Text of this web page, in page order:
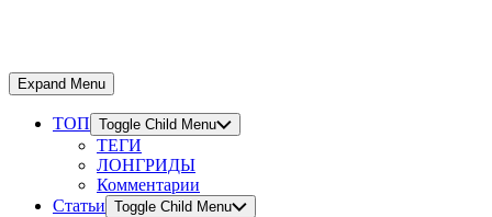
Expand Menu
ТОП Toggle Child Menu
ТЕГИ
ЛОНГРИДЫ
Комментарии
Статьи Toggle Child Menu